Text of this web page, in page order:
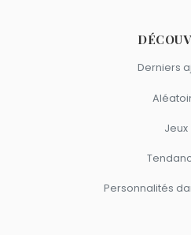
Derniers
Jeux
Personnalités